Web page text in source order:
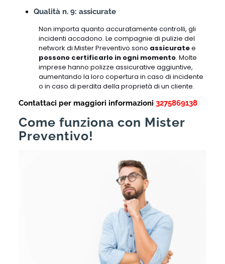
Qualità n. 9: assicurate
Non importa quanto accuratamente controlli, gli
incidenti accadono. Le compagnie di pulizie del
network di Mister Preventivo sono assicuratee
possono certificarlo in ogni momento. Molte
imprese hanno polizze assicurative aggiuntive,
aumentando la loro copertura in caso di incidente
o in caso di perdita della proprietà di un cliente.
Contattaci per maggiori informazioni 3275869138
Come funziona con Mister
Preventivo!